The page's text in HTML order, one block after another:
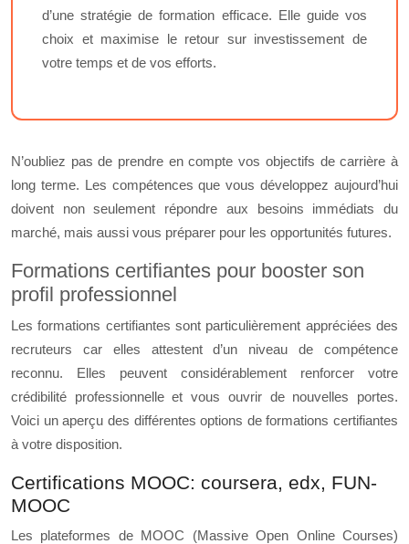
d’une stratégie de formation efficace. Elle guide vos
choix et maximise le retour sur investissement de
votre temps et de vos efforts.
N’oubliez pas de prendre en compte vos objectifs de carrière à
long terme. Les compétences que vous développez aujourd’hui
doivent non seulement répondre aux besoins immédiats du
marché, mais aussi vous préparer pour les opportunités futures.
Formations certifiantes pour booster son
profil professionnel
Les formations certifiantes sont particulièrement appréciées des
recruteurs car elles attestent d’un niveau de compétence
reconnu. Elles peuvent considérablement renforcer votre
crédibilité professionnelle et vous ouvrir de nouvelles portes.
Voici un aperçu des différentes options de formations certifiantes
à votre disposition.
Certifications MOOC: coursera, edx, FUN-
MOOC
Les plateformes de MOOC (Massive Open Online Courses)